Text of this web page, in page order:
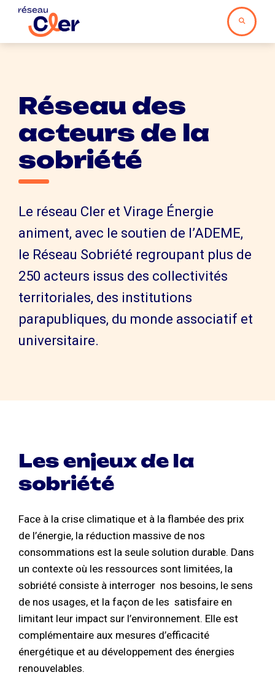
Réseau des
acteurs de la
sobriété
Le réseau Cler et Virage Énergie
animent, avec le soutien de l’ADEME,
le Réseau Sobriété regroupant plus de
250 acteurs issus des collectivités
territoriales, des institutions
parapubliques, du monde associatif et
universitaire.
Les enjeux de la
sobriété
Face à la crise climatique et à la flambée des prix
de l’énergie, la réduction massive de nos
consommations est la seule solution durable. Dans
un contexte où les ressources sont limitées, la
sobriété consiste à interroger nos besoins, le sens
de nos usages, et la façon de les satisfaire en
limitant leur impact sur l’environnement. Elle est
complémentaire aux mesures d’efficacité
énergétique et au développement des énergies
renouvelables.